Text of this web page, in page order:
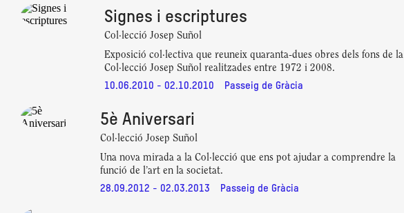
Signes i escriptures
Col·lecció Josep Suñol
Exposició col·lectiva que reuneix quaranta-dues obres dels fons de la
Col·lecció Josep Suñol realitzades entre 1972 i 2008.
10.06.2010 - 02.10.2010
Passeig de Gràcia
5è Aniversari
Col·lecció Josep Suñol
Una nova mirada a la Col·lecció que ens pot ajudar a comprendre la
funció de l’art en la societat.
28.09.2012 - 02.03.2013
Passeig de Gràcia